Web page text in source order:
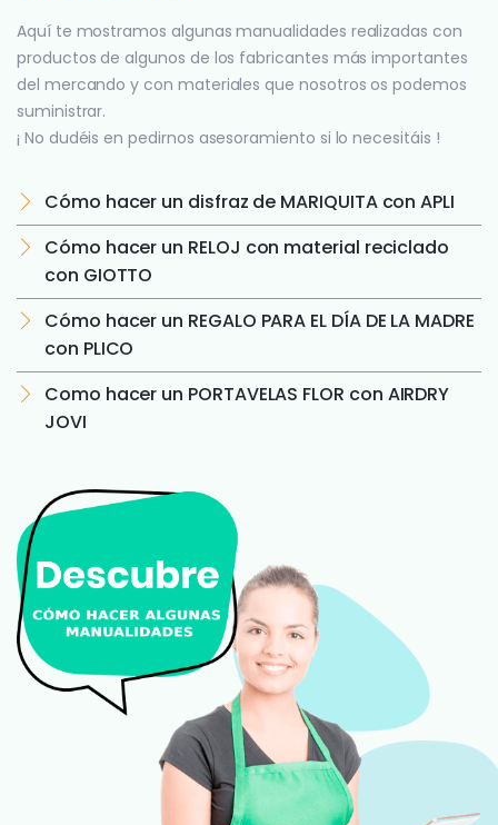
Aquí te mostramos algunas manualidades realizadas con
productos de algunos de los fabricantes más importantes
del mercando y con materiales que nosotros os podemos
suministrar.
¡ No dudéis en pedirnos asesoramiento si lo necesitáis !
Cómo hacer un disfraz de MARIQUITA con APLI
Cómo hacer un RELOJ con material reciclado
con GIOTTO
Cómo hacer un REGALO PARA EL DÍA DE LA MADRE
con PLICO
Como hacer un PORTAVELAS FLOR con AIRDRY
JOVI